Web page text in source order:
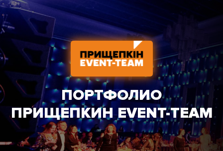
ПОРТФОЛИО
ПРИЩЕПКИН EVENT-TEAM